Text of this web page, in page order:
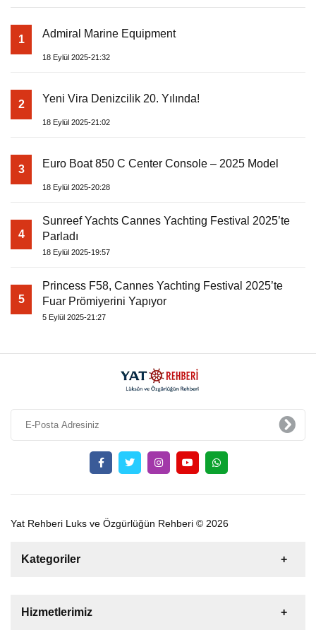
1 Admiral Marine Equipment
18 Eylül 2025-21:32
2 Yeni Vira Denizcilik 20. Yılında!
18 Eylül 2025-21:02
3 Euro Boat 850 C Center Console – 2025 Model
18 Eylül 2025-20:28
4
Sunreef Yachts Cannes Yachting Festival 2025’te
Parladı
18 Eylül 2025-19:57
5
Princess F58, Cannes Yachting Festival 2025’te
Fuar Prömiyerini Yapıyor
5 Eylül 2025-21:27
Yat Rehberi Luks ve Özgürlüğün Rehberi © 2026
Kategoriler
Tekne
Hizmetlerimiz